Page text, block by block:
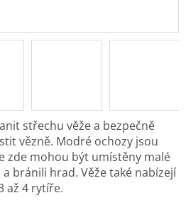
střechu věže a bezpečně
vězně. Modré ochozy jsou
zde mohou být umístěny malé
bránili hrad. Věže také nabízejí
až 4 rytíře.